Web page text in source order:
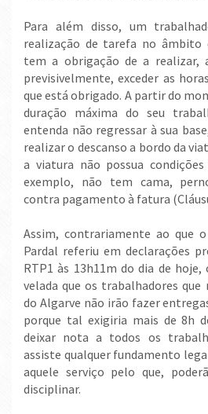
Para além disso, um
realização de tarefa no âmbito
tem a obrigação de a realizar,
previsivelmente, exceder as
que está obrigado. A partir do
duração máxima do seu
entenda não regressar à sua
realizar o descanso a bordo da
a viatura não possua
exemplo, não tem cama,
contra pagamento à fatura
Assim, contrariamente ao que
Pardal referiu em declarações
RTP1 às 13h11m do dia de hoje,
velada que os trabalhadores que
do Algarve não irão fazer
porque tal exigiria mais de 8h
deixar nota a todos os
assiste qualquer fundamento
aquele serviço pelo que,
disciplinar.